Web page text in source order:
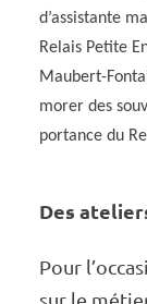
d’as­sis­tante
Relais Petite
Maubert-
mo­rer des
por­tance du
Des
Pour